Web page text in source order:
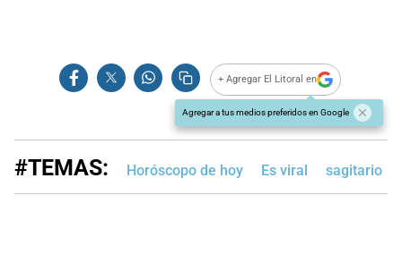
+ Agregar El Litoral en
Agregar a tus medios preferidos en Google
#TEMAS: Horóscopo de hoy Es viral sagitario